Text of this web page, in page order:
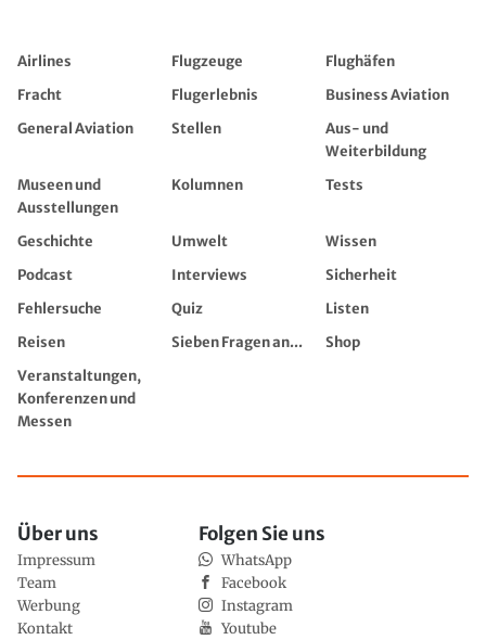
Airlines Flugzeuge
Flughäfen
Fracht
Flugerlebnis
Business Aviation
General Aviation
Stellen
Aus- und
Weiterbildung
Museen und
Ausstellungen
Kolumnen Tests
Geschichte Umwelt
Wissen
Podcast
Interviews
Sicherheit
Fehlersuche
Quiz
Listen
Reisen
Sieben Fragen an...
Shop
Veranstaltungen,
Konferenzen und
Messen
Über uns
Impressum
Team
Werbung
Kontakt
Folgen Sie uns
WhatsApp
Facebook
Instagram
Youtube